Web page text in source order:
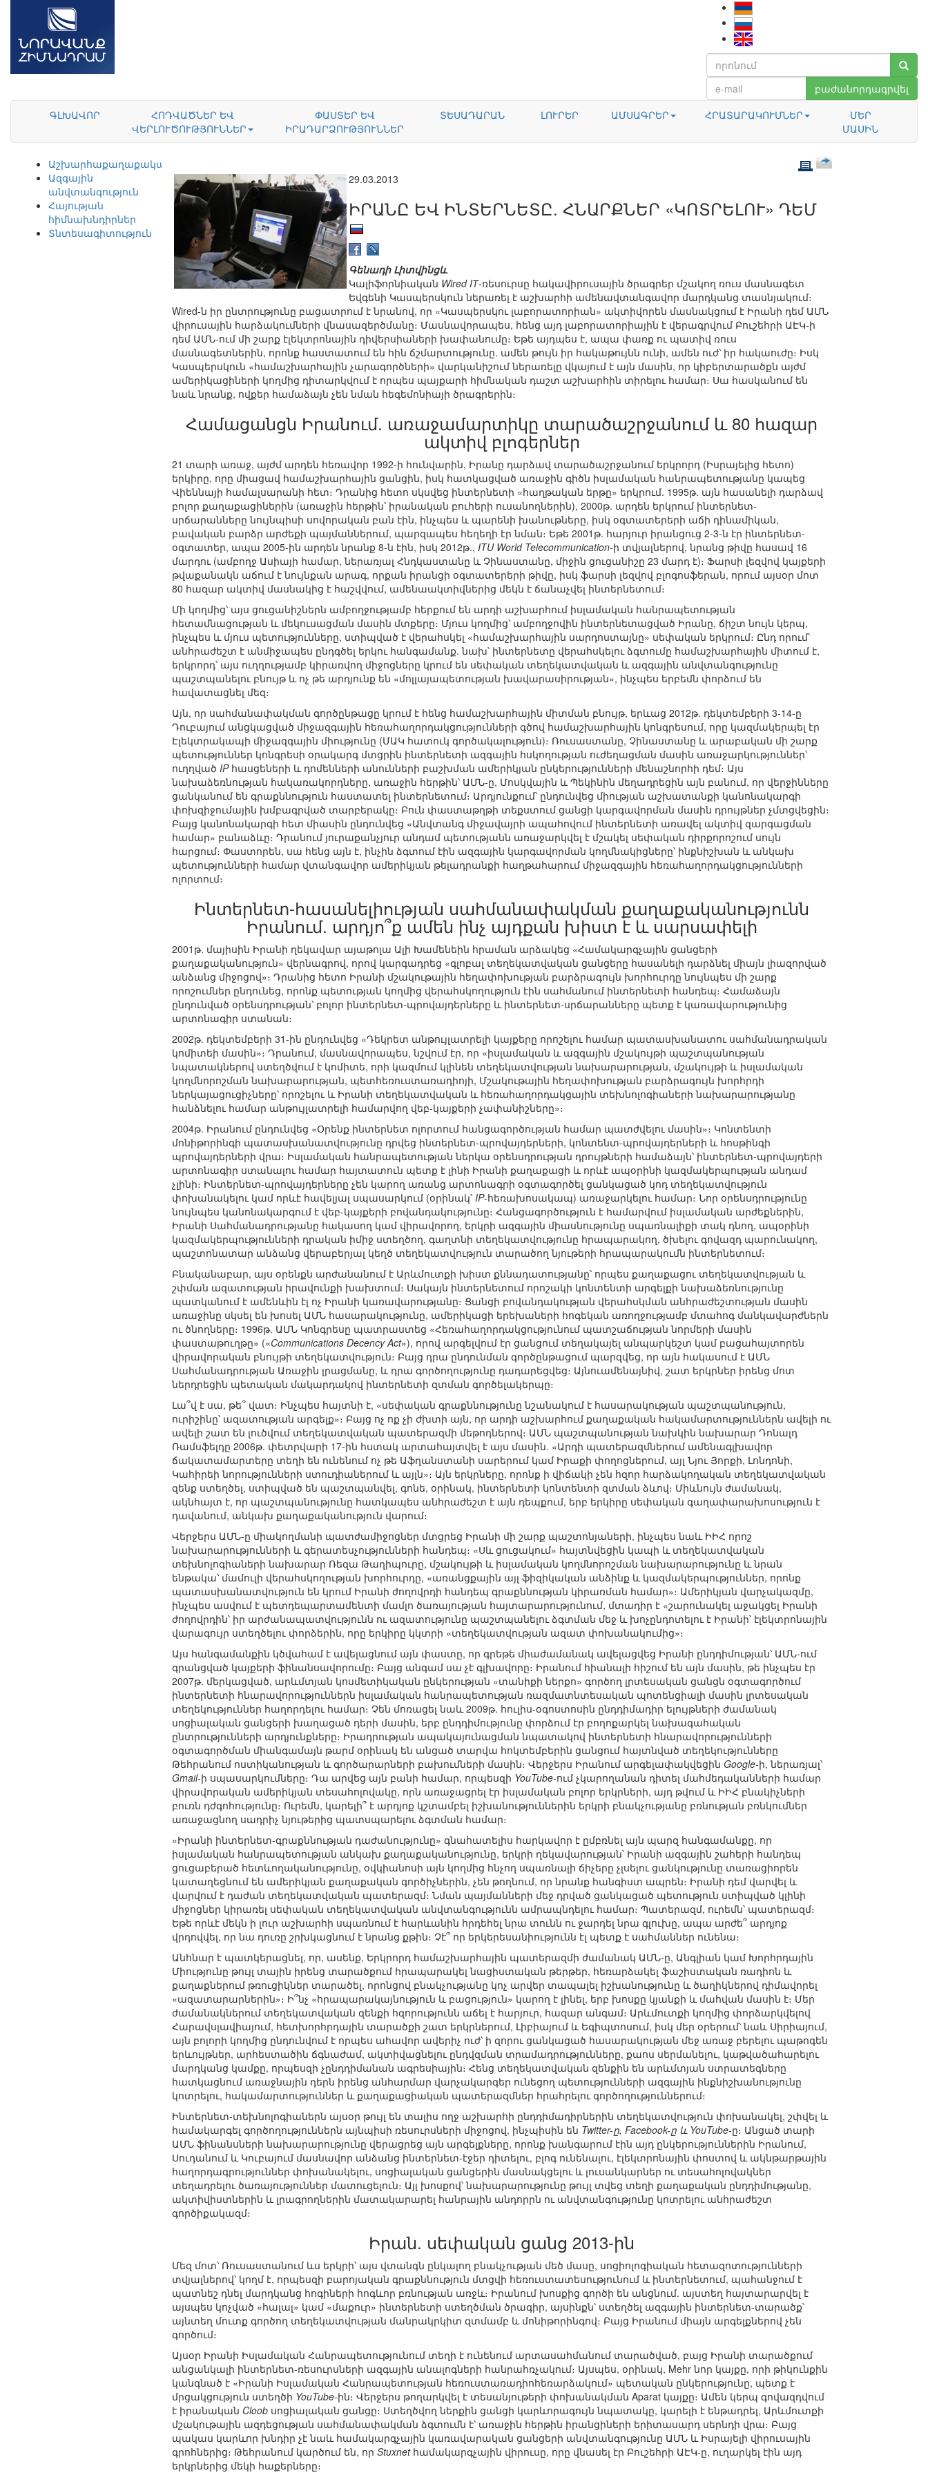
բաժանորդագրվել
ԳԼԽԱՎՈՐ
ՀՈԴՎԱԾՆԵՐ ԵՎ
ՎԵՐԼՈՒԾՈՒԹՅՈՒՆՆԵՐ
ՓԱՍՏԵՐ ԵՎ
ԻՐԱԴԱՐՁՈՒԹՅՈՒՆՆԵՐ
ՏԵՍԱԴԱՐԱՆ ԼՈՒՐԵՐ ԱՄՍԱԳՐԵՐ ՀՐԱՏԱՐԱԿՈՒՄՆԵՐ
ՄԵՐ
ՄԱՍԻՆ
Աշխարհաքաղաքականություն
Ազգային
անվտանգություն
Հայության
հիմնախնդիրներ
Տնտեսագիտություն
29.03.2013
ԻՐԱՆԸ ԵՎ ԻՆՏԵՐՆԵՏԸ. ՀՆԱՐՔՆԵՐ «ԿՈՏՐԵԼՈՒ» ԴԵՄ
Գենադի Լիտվինցև
Կալիֆորնիական Wired IТ-ռեսուրսը հակավիրուսային ծրագրեր մշակող ռուս մասնագետ
Եվգենի Կասպերսկուն ներառել է աշխարհի ամենավտանգավոր մարդկանց տասնյակում։
Wired-ն իր ընտրությունը բացատրում է նրանով, որ «Կասպերսկու լաբորատորիան» ակտիվորեն մասնակցում է Իրանի դեմ ԱՄՆ
վիրուսային հարձակումների վնասազերծմանը։ Մասնավորապես, հենց այդ լաբորատորիային է վերագրվում Բուշեհրի ԱԷԿ-ի
դեմ ԱՄՆ-ում մի շարք էլեկտրոնային դիվերսիաների խափանումը։ Եթե այդպես է, ապա փառք ու պատիվ ռուս
մասնագետներին, որոնք հաստատում են հին ճշմարտությունը. ամեն թույն իր հակաթույնն ունի, ամեն ուժ՝ իր հակաուժը։ Իսկ
Կասպերսկուն «համաշխարհային չարագործների» վարկանիշում ներառելը վկայում է այն մասին, որ կիբերտարածքն այժմ
ամերիկացիների կողմից դիտարկվում է որպես պայքարի հիմնական դաշտ աշխարհին տիրելու համար։ Սա հասկանում են
նաև նրանք, ովքեր համաձայն չեն նման հեգեմոնիայի ծրագրերին։
Համացանցն Իրանում. առաջամարտիկը տարածաշրջանում և 80 հազար
ակտիվ բլոգերներ
21 տարի առաջ, այժմ արդեն հեռավոր 1992-ի հունվարին, Իրանը դարձավ տարածաշրջանում երկրորդ (Իսրայելից հետո)
երկիրը, որը միացավ համաշխարհային ցանցին, իսկ հատկացված առաջին գիծն իսլամական հանրապետությանը կապեց
Վիեննայի համալսարանի հետ։ Դրանից հետո սկսվեց ինտերնետի «հաղթական երթը» երկրում. 1995թ. այն հասանելի դարձավ
բոլոր քաղաքացիներին (առաջին հերթին՝ իրանական բուհերի ուսանողներին), 2000թ. արդեն երկրում ինտերնետ-
սրճարանները նույնպիսի սովորական բան էին, ինչպես և պարենի խանութները, իսկ օգտատերերի աճի դինամիկան,
բավական բարձր արժեքի պայմաններում, պարզապես հեղեղի էր նման։ Եթե 2001թ. հարյուր իրանցուց 2-3-ն էր ինտերնետ-
օգտատեր, ապա 2005-ին արդեն նրանք 8-ն էին, իսկ 2012թ., ITU World Telecommunication-ի տվյալներով, նրանց թիվը հասավ 16
մարդու (ամբողջ Ասիայի համար, ներառյալ Հնդկաստանը և Չինաստանը, միջին ցուցանիշը 23 մարդ է)։ Ֆարսի լեզվով կայքերի
թվաքանակն աճում է նույնքան արագ, որքան իրանցի օգտատերերի թիվը, իսկ ֆարսի լեզվով բլոգոսֆերան, որում այսօր մոտ
80 հազար ակտիվ մասնակից է հաշվվում, ամենաակտիվներից մեկն է ճանաչվել ինտերնետում։
Մի կողմից՝ այս ցուցանիշներն ամբողջությամբ հերքում են արդի աշխարհում իսլամական հանրապետության
հետամնացության և մեկուսացման մասին մտքերը։ Մյուս կողմից՝ ամբողջովին ինտերնետացված Իրանը, ճիշտ նույն կերպ,
ինչպես և մյուս պետությունները, ստիպված է վերահսկել «համաշխարհային սարդոստայնը» սեփական երկրում։ Ընդ որում՝
անհրաժեշտ է անմիջապես ընդգծել երկու հանգամանք. նախ՝ ինտերնետը վերահսկելու ձգտումը համաշխարհային միտում է,
երկրորդ՝ այս ուղղությամբ կիրառվող միջոցները կրում են սեփական տեղեկատվական և ազգային անվտանգությունը
պաշտպանելու բնույթ և ոչ թե արդյունք են «մոլլայապետության խավարասիրության», ինչպես երբեմն փորձում են
հավատացնել մեզ։
Այն, որ սահմանափակման գործընթացը կրում է հենց համաշխարհային միտման բնույթ, երևաց 2012թ. դեկտեմբերի 3-14-ը
Դուբայում անցկացված միջազգային հեռահաղորդակցությունների գծով համաշխարհային կոնգրեսում, որը կազմակերպել էր
Էլեկտրակապի միջազգային միությունը (ՄԱԿ հատուկ գործակալություն)։ Ռուսաստանը, Չինաստանը և արաբական մի շարք
պետություններ կոնգրեսի օրակարգ մտցրին ինտերնետի ազգային հսկողության ուժեղացման մասին առաջարկություններ՝
ուղղված IPհասցեների և դոմենների անունների բաշխման ամերիկյան ընկերությունների մենաշնորհի դեմ։ Այս
նախաձեռնության հակառակորդները, առաջին հերթին՝ ԱՄՆ-ը, Մոսկվային և Պեկինին մեղադրեցին այն բանում, որ վերջինները
ցանկանում են գրաքննություն հաստատել ինտերնետում։ Արդյունքում՝ ընդունվեց միության աշխատանքի կանոնակարգի
փոխզիջումային խմբագրված տարբերակը։ Բուն փաստաթղթի տեքստում ցանցի կարգավորման մասին դրույթներ չմտցվեցին։
Բայց կանոնակարգի հետ միասին ընդունվեց «Անվտանգ միջավայրի ապահովում ինտերնետի առավել ակտիվ զարգացման
համար» բանաձևը։ Դրանում յուրաքանչյուր անդամ պետությանն առաջարկվել է մշակել սեփական դիրքորոշում սույն
հարցում։ Փաստորեն, սա հենց այն է, ինչին ձգտում էին ազգային կարգավորման կողմնակիցները՝ ինքնիշխան և անկախ
պետությունների համար վտանգավոր ամերիկյան թելադրանքի հաղթահարում միջազգային հեռահաղորդակցությունների
ոլորտում։
Ինտերնետ-հասանելիության սահմանափակման քաղաքականությունն
Իրանում. արդյո՞ք ամեն ինչ այդքան խիստ է և սարսափելի
2001թ. մայիսին Իրանի ղեկավար այաթոլա Ալի Խամենեին հրաման արձակեց «Համակարգչային ցանցերի
քաղաքականություն» վերնագրով, որով կարգադրեց «գլոբալ տեղեկատվական ցանցերը հասանելի դարձնել միայն լիազորված
անձանց միջոցով»։ Դրանից հետո Իրանի մշակութային հեղափոխության բարձրագույն խորհուրդը նույնպես մի շարք
որոշումներ ընդունեց, որոնք պետության կողմից վերահսկողություն էին սահմանում ինտերնետի հանդեպ։ Համաձայն
ընդունված օրենսդրության՝ բոլոր ինտերնետ-պրովայդերները և ինտերնետ-սրճարանները պետք է կառավարությունից
արտոնագիր ստանան։
2002թ. դեկտեմբերի 31-ին ընդունվեց «Դեկրետ անթույլատրելի կայքերը որոշելու համար պատասխանատու սահմանադրական
կոմիտեի մասին»։ Դրանում, մասնավորապես, նշվում էր, որ «իսլամական և ազգային մշակույթի պաշտպանության
նպատակներով ստեղծվում է կոմիտե, որի կազմում կլինեն տեղեկատվության նախարարության, մշակույթի և իսլամական
կողմնորոշման նախարարության, պետհեռուստառադիոյի, Մշակութային հեղափոխության բարձրագույն խորհրդի
ներկայացուցիչները՝ որոշելու և Իրանի տեղեկատվական և հեռահաղորդակցային տեխնոլոգիաների նախարարությանը
հանձնելու համար անթույլատրելի համարվող վեբ-կայքերի չափանիշները»։
2004թ. Իրանում ընդունվեց «Օրենք ինտերնետ ոլորտում հանցագործության համար պատժվելու մասին»։ Կոնտենտի
մոնիթորինգի պատասխանատվությունը դրվեց ինտերնետ-պրովայդերների, կոնտենտ-պրովայդերների և հոսթինգի
պրովայդերների վրա։ Իսլամական հանրապետության ներկա օրենսդրության դրույթների համաձայն՝ ինտերնետ-պրովայդերի
արտոնագիր ստանալու համար հայտատուն պետք է լինի Իրանի քաղաքացի և որևէ ապօրինի կազմակերպության անդամ
չլինի։ Ինտերնետ-պրովայդերները չեն կարող առանց արտոնագրի օգտագործել ցանկացած կոդ տեղեկատվություն
փոխանակելու կամ որևէ հավելյալ սպասարկում (օրինակ՝ IP-հեռախոսակապ) առաջարկելու համար։ Նոր օրենսդրությունը
նույնպես կանոնակարգում է վեբ-կայքերի բովանդակությունը։ Հանցագործություն է համարվում իսլամական արժեքներին,
Իրանի Սահմանադրությանը հակասող կամ վիրավորող, երկրի ազգային միասնությունը սպառնալիքի տակ դնող, ապօրինի
կազմակերպությունների դրական իմիջ ստեղծող, գաղտնի տեղեկատվությունը հրապարակող, ծխելու գովազդ պարունակող,
պաշտոնատար անձանց վերաբերյալ կեղծ տեղեկատվություն տարածող նյութերի հրապարակումն ինտերնետում։
Բնականաբար, այս օրենքն արժանանում է Արևմուտքի խիստ քննադատությանը՝ որպես քաղաքացու տեղեկատվության և
շփման ազատության իրավունքի խախտում։ Սակայն ինտերնետում որոշակի կոնտենտի արգելքի նախաձեռնությունը
պատկանում է ամենևին էլ ոչ Իրանի կառավարությանը։ Ցանցի բովանդակության վերահսկման անհրաժեշտության մասին
առաջինը սկսել են խոսել ԱՄՆ հասարակությունը, ամերիկացի երեխաների հոգեկան առողջությամբ մտահոգ մանկավարժներն
ու ծնողները։ 1996թ. ԱՄՆ Կոնգրեսը պատրաստեց «Հեռահաղորդակցությունում պատշաճության նորմերի մասին
փաստաթուղթը» («Communications Decency Act»), որով արգելվում էր ցանցում տեղակայել անպարկեշտ կամ բացահայտորեն
վիրավորական բնույթի տեղեկատվություն։ Բայց դրա ընդունման գործընթացում պարզվեց, որ այն հակասում է ԱՄՆ
Սահմանադրության Առաջին լրացմանը, և դրա գործողությունը դադարեցվեց։ Այնուամենայնիվ, շատ երկրներ իրենց մոտ
ներդրեցին պետական մակարդակով ինտերնետի զտման գործելակերպը։
Լա՞վ է սա, թե՞ վատ։ Ինչպես հայտնի է, «սեփական գրաքննությունը նշանակում է հասարակության պաշտպանություն,
ուրիշինը՝ ազատության արգելք»։ Բայց ոչ ոք չի ժխտի այն, որ արդի աշխարհում քաղաքական հակամարտություններն ավելի ու
ավելի շատ են լուծվում տեղեկատվական պատերազմի մեթոդներով։ ԱՄՆ պաշտպանության նախկին նախարար Դոնալդ
Ռամսֆելդը 2006թ. փետրվարի 17-ին հստակ արտահայտվել է այս մասին. «Արդի պատերազմներում ամենագլխավոր
ճակատամարտերը տեղի են ունենում ոչ թե Աֆղանստանի սարերում կամ Իրաքի փողոցներում, այլ Նյու Յորքի, Լոնդոնի,
Կահիրեի նորությունների ստուդիաներում և այլն»։ Այն երկրները, որոնք ի վիճակի չեն հզոր հարձակողական տեղեկատվական
զենք ստեղծել, ստիպված են պաշտպանվել, գոնե, օրինակ, ինտերնետի կոնտենտի զտման ձևով։ Միևնույն ժամանակ,
ակնհայտ է, որ պաշտպանությունը հատկապես անհրաժեշտ է այն դեպքում, երբ երկիրը սեփական գաղափարախոսություն է
դավանում, անկախ քաղաքականություն վարում։
Վերջերս ԱՄՆ-ը միակողմանի պատժամիջոցներ մտցրեց Իրանի մի շարք պաշտոնյաների, ինչպես նաև ԻԻՀ որոշ
նախարարությունների և գերատեսչությունների հանդեպ։ «Սև ցուցակում» հայտնվեցին կապի և տեղեկատվական
տեխնոլոգիաների նախարար Ռեզա Թաղիպուրը, մշակույթի և իսլամական կողմնորոշման նախարարությունը և նրան
ենթակա՝ մամուլի վերահսկողության խորհուրդը, «առանցքային այլ ֆիզիկական անձինք և կազմակերպություններ, որոնք
պատասխանատվություն են կրում Իրանի ժողովրդի հանդեպ գրաքննության կիրառման համար»։ Ամերիկյան վարչակազմը,
ինչպես ասվում է պետդեպարտամենտի մամլո ծառայության հայտարարությունում, մտադիր է «շարունակել աջակցել Իրանի
ժողովրդին՝ իր արժանապատվությունն ու ազատությունը պաշտպանելու ձգտման մեջ և խոչընդոտելու է Իրանի՝ էլեկտրոնային
վարագույր ստեղծելու փորձերին, որը երկիրը կկտրի «տեղեկատվության ազատ փոխանակումից»։
Այս հանգամանքին կծվահամ է ավելացնում այն փաստը, որ գրեթե միաժամանակ ավելացվեց Իրանի ընդդիմության՝ ԱՄՆ-ում
գրանցված կայքերի ֆինանսավորումը։ Բայց անգամ սա չէ գլխավորը։ Իրանում հիանալի հիշում են այն մասին, թե ինչպես էր
2007թ. մերկացված, արևմտյան կոսմետիկական ընկերության «տանիքի ներքո» գործող լրտեսական ցանցն օգտագործում
ինտերնետի հնարավորություններն իսլամական հանրապետության ռազմատնտեսական պոտենցիալի մասին լրտեսական
տեղեկություններ հաղորդելու համար։ Չեն մոռացել նաև 2009թ. հուլիս-օգոստոսին ընդդիմադիր ելույթների ժամանակ
սոցիալական ցանցերի խաղացած դերի մասին, երբ ընդդիմությունը փորձում էր բողոքարկել նախագահական
ընտրությունների արդյունքները։ Իրադրության ապակայունացման նպատակով ինտերնետի հնարավորությունների
օգտագործման միանգամայն թարմ օրինակ են անցած տարվա հոկտեմբերին ցանցում հայտնված տեղեկությունները
Թեհրանում ոստիկանության և գործարարների բախումների մասին։ Վերջերս Իրանում արգելափակվեցին Google-ի, ներառյալ՝
Gmail-ի սպասարկումները։ Դա արվեց այն բանի համար, որպեսզի YouTube-ում չկարողանան դիտել մահմեդականների համար
վիրավորական ամերիկյան տեսահոլովակը, որն առաջացրել էր իսլամական բոլոր երկրների, այդ թվում և ԻԻՀ բնակիչների
բուռն դժգոհությունը։ Ուրեմն, կարելի՞ է արդյոք կշտամբել իշխանություններին երկրի բնակչությանը բռնության բռնկումներ
առաջացնող սադրիչ նյութերից պատսպարելու ձգտման համար։
«Իրանի ինտերնետ-գրաքննության դաժանությունը» գնահատելիս հարկավոր է ըմբռնել այն պարզ հանգամանքը, որ
իսլամական հանրապետության անկախ քաղաքականությունը, երկրի ղեկավարության՝ Իրանի ազգային շահերի հանդեպ
ցուցաբերած հետևողականությունը, օվկիանոսի այն կողմից հնչող սպառնալի ճիչերը չլսելու ցանկությունը տառացիորեն
կատաղեցնում են ամերիկյան քաղաքական գործիչներին, չեն թողնում, որ նրանք հանգիստ ապրեն։ Իրանի դեմ վարվել և
վարվում է դաժան տեղեկատվական պատերազմ։ Նման պայմանների մեջ դրված ցանկացած պետություն ստիպված կլինի
միջոցներ կիրառել սեփական տեղեկատվական անվտանգությունն ամրապնդելու համար։ Պատերազմ, ուրեմն՝ պատերազմ։
Եթե որևէ մեկն ի լուր աշխարհի սպառնում է հարևանին հրդեհել նրա տունն ու ջարդել նրա գլուխը, ապա արժե՞ արդյոք
վրդովվել, որ նա դուռը շրխկացնում է նրանց քթին։ Չէ՞ որ երկերեսանիությունն էլ պետք է սահմաններ ունենա։
Անհնար է պատկերացնել, որ, ասենք, Երկրորդ համաշխարհային պատերազմի ժամանակ ԱՄՆ-ը, Անգլիան կամ Խորհրդային
Միությունը թույլ տային իրենց տարածքում հրապարակել նացիստական թերթեր, հեռարձակել ֆաշիստական ռադիոն և
քաղաքներում թռուցիկներ տարածել, որոնցով բնակչությանը կոչ արվեր տապալել իշխանությունը և ծաղիկներով դիմավորել
«ազատարարներին»։ Ի՞նչ «հրապարակայնություն և բացություն» կարող է լինել, երբ խոսքը կյանքի և մահվան մասին է։ Մեր
ժամանակներում տեղեկատվական զենքի հզորությունն աճել է հարյուր, հազար անգամ։ Արևմուտքի կողմից փորձարկվելով
Հարավսլավիայում, հետխորհրդային տարածքի շատ երկրներում, Լիբիայում և Եգիպտոսում, իսկ մեր օրերում՝ նաև Սիրիայում,
այն բոլորի կողմից ընդունվում է որպես ահավոր ավերիչ ուժ՝ ի զորու ցանկացած հասարակության մեջ առաջ բերելու պաթոգեն
երևույթներ, արհեստածին ճգնաժամ, ակտիվացնելու ընդվզման տրամադրությունները, քաոս սերմանելու, կաթվածահարելու
մարդկանց կամքը, որպեսզի չընդդիմանան ագրեսիային։ Հենց տեղեկատվական զենքին են արևմտյան ստրատեգները
հատկացնում առաջնային դերն իրենց անհարմար վարչակարգեր ունեցող պետությունների ազգային ինքնիշխանությունը
կոտրելու, հակամարտություններ և քաղաքացիական պատերազմներ հրահրելու գործողություններում։
Ինտերնետ-տեխնոլոգիաներն այսօր թույլ են տալիս ողջ աշխարհի ընդդիմադիրներին տեղեկատվություն փոխանակել, շփվել և
համակարգել գործողություններն այնպիսի ռեսուրսների միջոցով, ինչպիսին են Twitter-ը, Facebook-ը և YouTube-ը։ Անցած տարի
ԱՄՆ ֆինանսների նախարարությունը վերացրեց այն արգելքները, որոնք խանգարում էին այդ ընկերություններին Իրանում,
Սուդանում և Կուբայում մասնավոր անձանց ինտերնետ-էջեր դիտելու, բլոգ ունենալու, էլեկտրոնային փոստով և ակնթարթային
հաղորդագրություններ փոխանակելու, սոցիալական ցանցերին մասնակցելու և լուսանկարներ ու տեսահոլովակներ
տեղադրելու ծառայություններ մատուցելուն։ Այլ խոսքով՝ նախարարությունը թույլ տվեց տեղի քաղաքական ընդդիմությանը,
ակտիվիստներին և լրագրողներին մատակարարել հանրային անդորրն ու անվտանգությունը կոտրելու անհրաժեշտ
գործիքակազմ։
Իրան. սեփական ցանց 2013-ին
Մեզ մոտ՝ Ռուսաստանում ևս երկրի՝ այս վտանգն ընկալող բնակչության մեծ մասը, սոցիոլոգիական հետազոտությունների
տվյալներով՝ կողմ է, որպեսզի բարոյական գրաքննություն մտցվի հեռուստատեսությունում և ինտերնետում, պահանջում է
պատնեշ դնել մարդկանց հոգիների հոգևոր բռնության առջև։ Իրանում խոսքից գործի են անցնում. այստեղ հայտարարվել է
այսպես կոչված «հալալ» կամ «մաքուր» ինտերնետի ստեղծման ծրագիր, այսինքն՝ ստեղծել ազգային ինտերնետ-տարածք՝
այնտեղ մուտք գործող տեղեկատվության մանրակրկիտ զտմամբ և մոնիթորինգով։ Բայց Իրանում միայն արգելքներով չեն
գործում։
Այսօր Իրանի Իսլամական Հանրապետությունում տեղի է ունենում արտասահմանում տարածված, բայց Իրանի տարածքում
անցանկալի ինտերնետ-ռեսուրսների ազգային անալոգների հանրահռչակում։ Այսպես, օրինակ, Mehr նոր կայքը, որի թիկունքին
կանգնած է «Իրանի Իսլամական Հանրապետության հեռուստառադիոհեռարձակում» պետական ընկերությունը, պետք է
մրցակցություն ստեղծի YouTube-ին։ Վերջերս թողարկվել է տեսանյութերի փոխանակման Aparat կայքը։ Ամեն կերպ գովազդվում
է իրանական Cloob սոցիալական ցանցը։ Ստեղծվող ներքին ցանցի կարևորագույն նպատակը, կարելի է ենթադրել, Արևմուտքի
մշակութային ազդեցության սահմանափակման ձգտումն է՝ առաջին հերթին իրանցիների երիտասարդ սերնդի վրա։ Բայց
պակաս կարևոր խնդիր չէ նաև համակարգչային կառավարական ցանցերի անվտանգությունը ԱՄՆ և Իսրայելի վիրուսային
գրոհներից։ Թեհրանում կարծում են, որ Stuxnetհամակարգչային վիրուսը, որը վնասել էր Բուշեհրի ԱԷԿ-ը, ուղարկել էին այդ
երկրներից մեկի հաքերները։